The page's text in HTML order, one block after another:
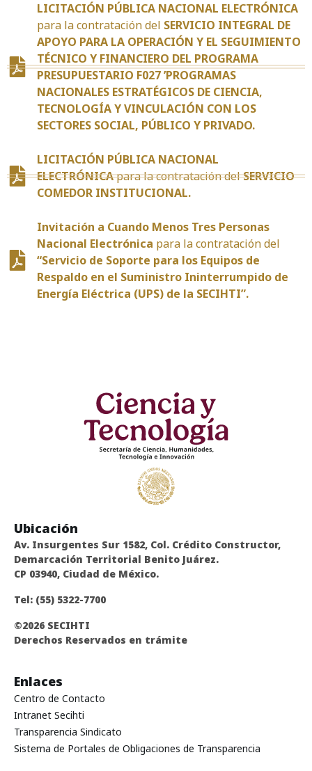
LICITACIÓN PÚBLICA NACIONAL ELECTRÓNICA
para la contratación del SERVICIO INTEGRAL DE
APOYO PARA LA OPERACIÓN Y EL SEGUIMIENTO
TÉCNICO Y FINANCIERO DEL PROGRAMA
PRESUPUESTARIO F027 ’PROGRAMAS
NACIONALES ESTRATÉGICOS DE CIENCIA,
TECNOLOGÍA Y VINCULACIÓN CON LOS
SECTORES SOCIAL, PÚBLICO Y PRIVADO.
LICITACIÓN PÚBLICA NACIONAL
ELECTRÓNICApara la contratación delSERVICIO
COMEDOR INSTITUCIONAL.
Invitación a Cuando Menos Tres Personas
Nacional Electrónica para la contratación del
“Servicio de Soporte para los Equipos de
Respaldo en el Suministro Ininterrumpido de
Energía Eléctrica (UPS) de la SECIHTI”.
Ubicación
Av. Insurgentes Sur 1582, Col. Crédito Constructor,
Demarcación Territorial Benito Juárez.
CP 03940, Ciudad de México.
Tel: (55) 5322-7700
©2026 SECIHTI
Derechos Reservados en trámite
Enlaces
Centro de Contacto
Intranet Secihti
Transparencia Sindicato
Sistema de Portales de Obligaciones de Transparencia